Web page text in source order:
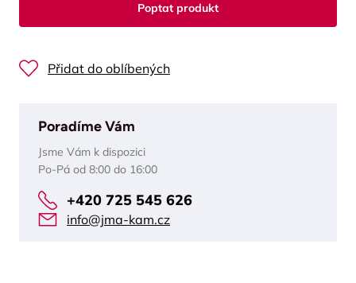
Poptat produkt
Přidat do oblíbených
Poradíme Vám
Jsme Vám k dispozici
Po-Pá od 8:00 do 16:00
+420 725 545 626
info@jma-kam.cz